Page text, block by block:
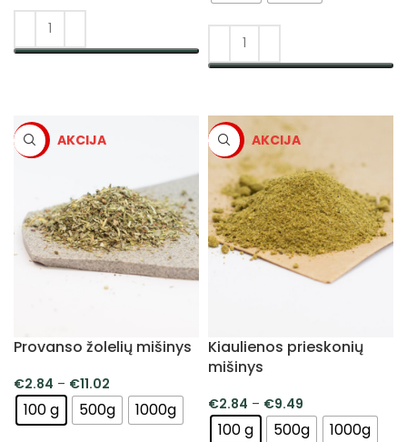
-5%
Provanso žolelių mišinys
€2.84 – €11.02
100 g 500g 1000g
-5%
Kiaulienos prieskonių
mišinys
€2.84 – €9.49
100 g 500g 1000g